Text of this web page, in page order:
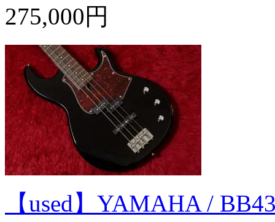
275,000円
【used】YAMAHA /